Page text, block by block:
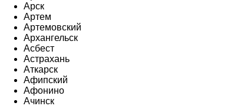
Арск
Артем
Артемовский
Архангельск
Асбест
Астрахань
Аткарск
Афипский
Афонино
Ачинск